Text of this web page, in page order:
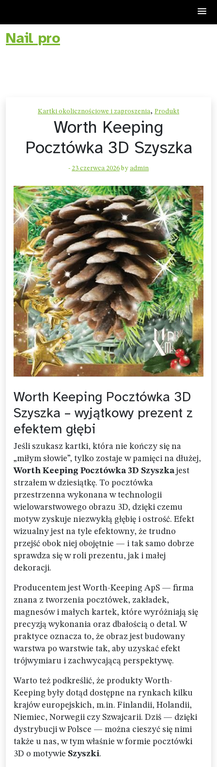
Skip
toNail pro
Kartki okolicznościowe i zaproszenia, Produkt
Worth Keeping
Pocztówka 3D Szyszka
- 23 czerwca 2026 by admin
Worth Keeping Pocztówka 3D
Szyszka – wyjątkowy prezent z
efektem głębi
Jeśli szukasz kartki, która nie kończy się na
„miłym słowie”, tylko zostaje w pamięci na dłużej,
Worth Keeping Pocztówka 3D Szyszkajest
strzałem w dziesiątkę. To pocztówka
przestrzenna wykonana w technologii
wielowarstwowego obrazu 3D, dzięki czemu
motyw zyskuje niezwykłą głębię i ostrość. Efekt
wizualny jest na tyle efektowny, że trudno
przejść obok niej obojętnie — i tak samo dobrze
sprawdza się w roli prezentu, jak i małej
dekoracji.
Producentem jest Worth-Keeping ApS — firma
znana z tworzenia pocztówek, zakładek,
magnesów i małych kartek, które wyróżniają się
precyzją wykonania oraz dbałością o detal. W
praktyce oznacza to, że obraz jest budowany
warstwa po warstwie tak, aby uzyskać efekt
trójwymiaru i zachwycającą perspektywę.
Warto też podkreślić, że produkty Worth-
Keeping były dotąd dostępne na rynkach kilku
krajów europejskich, m.in. Finlandii, Holandii,
Niemiec, Norwegii czy Szwajcarii. Dziś — dzięki
dystrybucji w Polsce — można cieszyć się nimi
także u nas, w tym właśnie w formie pocztówki
3D o motywie Szyszki.